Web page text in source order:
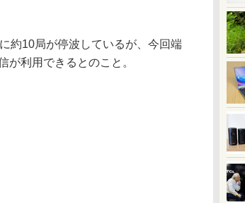
約10局が停波しているが、今回端
が利用できるとのこと。